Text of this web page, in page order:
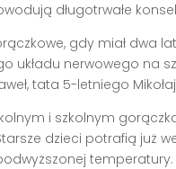
długotrwałe
gdy miał dwa
układu nerwowego na
tata 5-letniego
i szkolnym
dzieci potrafią już
temperatury.